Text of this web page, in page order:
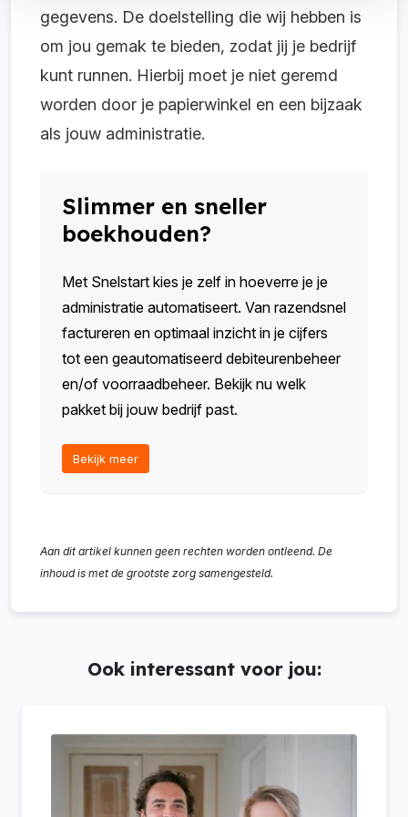
gegevens. De doelstelling die wij hebben is
om jou gemak te bieden, zodat jij je bedrijf
kunt runnen. Hierbij moet je niet geremd
worden door je papierwinkel en een bijzaak
als jouw administratie.
Slimmer en sneller
boekhouden?
Met Snelstart kies je zelf in hoeverre je je
administratie automatiseert. Van razendsnel
factureren en optimaal inzicht in je cijfers
tot een geautomatiseerd debiteurenbeheer
en/of voorraadbeheer. Bekijk nu welk
pakket bij jouw bedrijf past.
Bekijk meer
Aan dit artikel kunnen geen rechten worden ontleend. De
inhoud is met de grootste zorg samengesteld.
Ook interessant voor jou: